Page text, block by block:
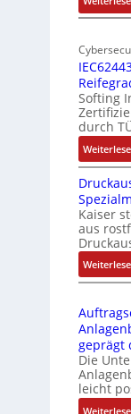
Softing
durch
Kaiser
aus
geprägt
Die
leicht